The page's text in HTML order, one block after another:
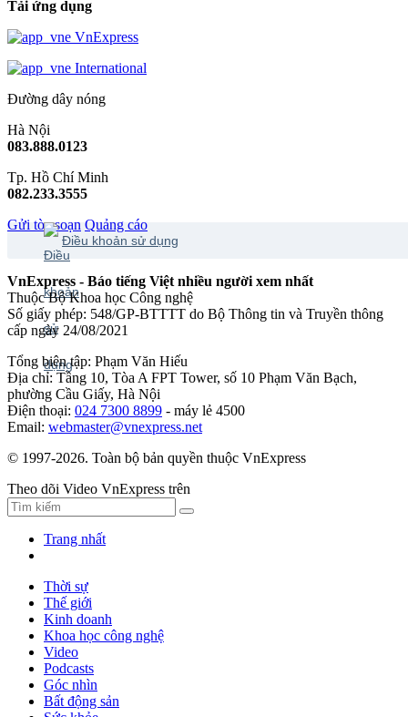
Tải ứng dụng
VnExpress
International
Đường dây nóng
Hà Nội
083.888.0123
Tp. Hồ Chí Minh
082.233.3555
Gửi tòa soạn Quảng cáo
Điều khoản sử dụng
VnExpress - Báo tiếng Việt nhiều người xem nhất
Thuộc Bộ Khoa học Công nghệ
Số giấy phép: 548/GP-BTTTT do Bộ Thông tin và Truyền thông
cấp ngày 24/08/2021
Tổng biên tập: Phạm Văn Hiếu
Địa chỉ: Tầng 10, Tòa A FPT Tower, số 10 Phạm Văn Bạch,
phường Cầu Giấy, Hà Nội
Điện thoại: 024 7300 8899 - máy lẻ 4500
Email: webmaster@vnexpress.net
© 1997-2026. Toàn bộ bản quyền thuộc VnExpress
Theo dõi Video VnExpress trên
Trang nhất
Thời sự
Thế giới
Kinh doanh
Khoa học công nghệ
Video
Podcasts
Góc nhìn
Bất động sản